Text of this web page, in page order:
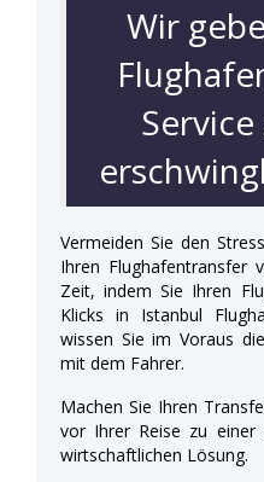
Wir
Vermeiden Sie den
Ihren Flughafentransfer
Zeit, indem Sie Ihren
Klicks in Istanbul
wissen Sie im Voraus
mit dem Fahrer.
Machen Sie Ihren
vor Ihrer Reise zu einer
wirtschaftlichen Lösung.